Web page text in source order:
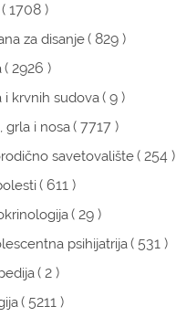
( 1708 )
za disanje( 829 )
( 2926 )
i krvnih sudova( 9 )
grla i nosa( 7717 )
savetovalište( 254 )
( 611 )
( 29 )
psihijatrija( 531 )
( 2 )
( 5211 )